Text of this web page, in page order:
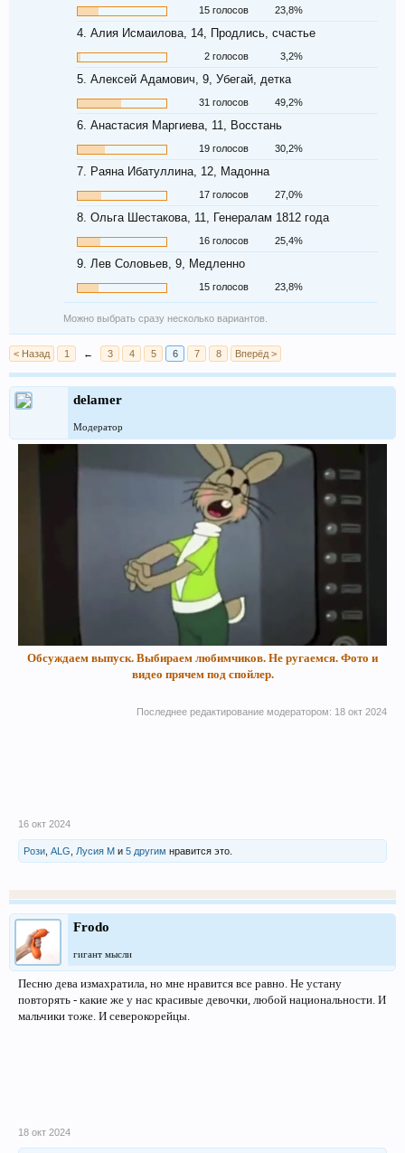
15 голосов 23,8%
4. Алия Исмаилова, 14, Продлись, счастье
2 голосов 3,2%
5. Алексей Адамович, 9, Убегай, детка
31 голосов 49,2%
6. Анастасия Маргиева, 11, Восстань
19 голосов 30,2%
7. Раяна Ибатуллина, 12, Мадонна
17 голосов 27,0%
8. Ольга Шестакова, 11, Генералам 1812 года
16 голосов 25,4%
9. Лев Соловьев, 9, Медленно
15 голосов 23,8%
Можно выбрать сразу несколько вариантов.
< Назад 1 ← 3 4 5 6 7 8 Вперёд >
delamer
Модератор
Обсуждаем выпуск. Выбираем любимчиков. Не ругаемся. Фото и
видео прячем под спойлер.
Последнее редактирование модератором: 18 окт 2024
16 окт 2024
Рози ALG Лусия М и 5 другим нравится это.
Frodo
гигант мысли
Песню дева измахратила, но мне нравится все равно. Не устану
повторять - какие же у нас красивые девочки, любой национальности. И
мальчики тоже. И северокорейцы.
18 окт 2024